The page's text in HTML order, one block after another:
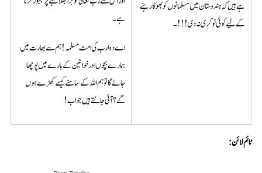
ہے ہیں کہ ہندوستان میں مسلمانوں کو بھوکا رہنے
کے لیے کوئی نوکری نہ دی!!!۔
ہے۔
اے دو ارب کی امت مسلمہ! ہم سے بھارت میں
ہمارے بچوں اور خواتین کے بارے میں پوچھا
جائے گا تو ہم اللہ کے سامنے کیسے کھڑے ہوں
گے؟ آئی جانتے ہیں جواب!
ٹائم لائن: